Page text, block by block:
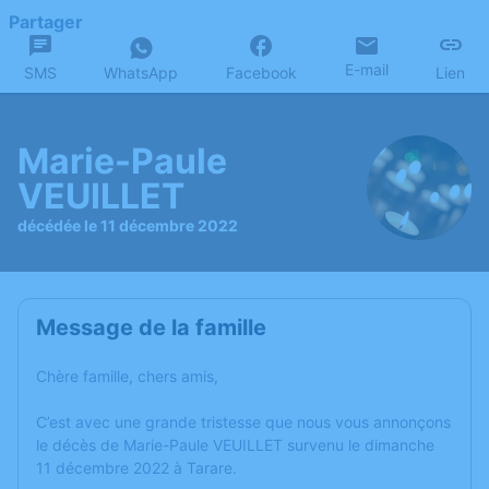
Partager
SMS WhatsApp Facebook E-mail Lien
Marie-Paule
VEUILLET
décédée le 11 décembre 2022
Message de la famille
Chère famille, chers amis,
C’est avec une grande tristesse que nous vous annonçons
le décès de Marie-Paule VEUILLET survenu le dimanche
11 décembre 2022 à Tarare.